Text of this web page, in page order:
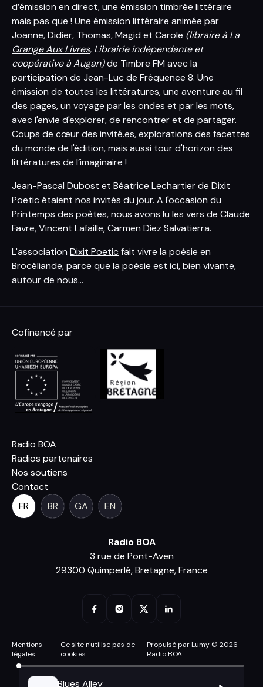
d’émission en direct, une émission timbrée littéraire
mais pas que ! Une émission littéraire animée par
Joanne, Didier, Thomas, Magid et Carole (libraire à La
Grange Aux Livres, Librairie indépendante et
coopérative à Augan)de Timbre FM avec la
participation de Jean-Luc de Fréquence 8. Une
émission de toutes les littératures, une aventure au fil
des pages, un voyage par les ondes et par les mots,
avec l'envie d'explorer, de rencontrer et de partager.
Coups de cœur des invité.es, explorations des facettes
du monde de l'édition, mais aussi tour d'horizon des
littératures de l’imaginaire !
Jean-Pascal Dubost et Béatrice Lechartier de Dixit
Poetic étaient nos invités du jour. A l'occasion du
Printemps des poètes, nous avons lu les vers de Claude
Favre, Vincent Lafaille, Carmen Diez Salvatierra.
L'association Dixit Poeticfait vivre la poésie en
Brocéliande, parce que la poésie est ici, bien vivante,
autour de nous...
Cofinancé par
Radio BOA
Radios partenaires
Nos soutiens
Contact
FR
BR GA EN
Radio BOA
3 rue de Pont-Aven
29300 Quimperlé, Bretagne, France
Mentions
légales
-Ce site n'utilise pas de
cookies
-Propulsé par Lumy © 2026
Radio BOA
Blues Alley